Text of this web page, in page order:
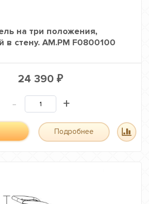
на три положения,
в стену. AM.PM F0800100
24 390 ₽
- +
Подробнее